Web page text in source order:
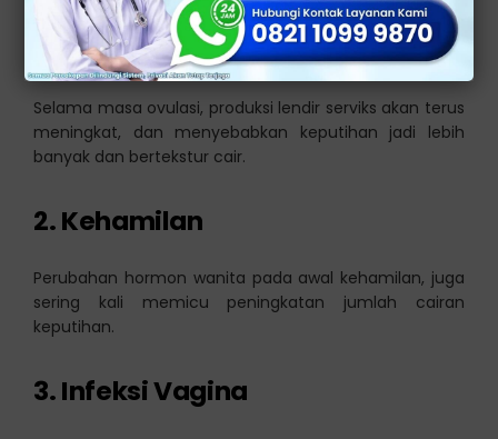
1. Siklus Mentruasi
Selama masa ovulasi, produksi lendir serviks akan terus
meningkat, dan menyebabkan keputihan jadi lebih
banyak dan bertekstur cair.
2. Kehamilan
Perubahan hormon wanita pada awal kehamilan, juga
sering kali memicu peningkatan jumlah cairan
keputihan.
3. Infeksi Vagina